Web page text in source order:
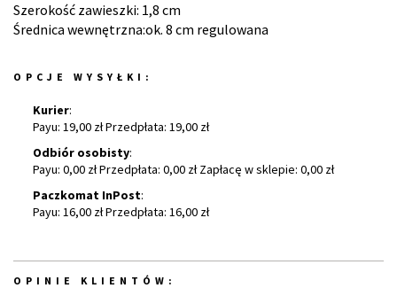
Szerokość zawieszki: 1,8 cm
Średnica wewnętrzna:ok. 8 cm regulowana
OPCJE WYSYŁKI:
Kurier:
Payu: 19,00 zł Przedpłata: 19,00 zł
Odbiór osobisty:
Payu: 0,00 zł Przedpłata: 0,00 zł Zapłacę w sklepie: 0,00 zł
Paczkomat InPost:
Payu: 16,00 zł Przedpłata: 16,00 zł
OPINIE KLIENTÓW: